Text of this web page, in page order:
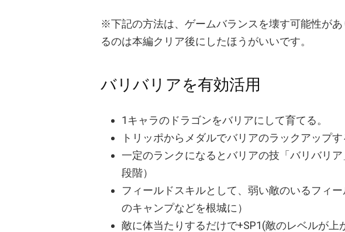
※下記の方法は、ゲームバランスを壊す可能性があ
るのは本編クリア後にしたほうがいいです。
バリバリアを有効活用
1キャラのドラゴンをバリアにして育てる。
トリッポからメダルでバリアのラックアップす
一定のランクになるとバリアの技「バリバリ
段階）
フィールドスキルとして、弱い敵のいるフィ
のキャンプなどを根城に）
敵に体当たりするだけで+SP1(敵のレベルが上